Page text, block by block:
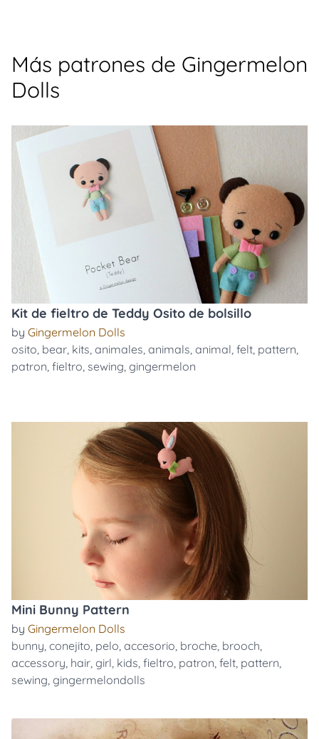
Más patrones de Gingermelon
Dolls
Kit de fieltro de Teddy Osito de bolsillo
by Gingermelon Dolls
osito, bear, kits, animales, animals, animal, felt, pattern,
patron, fieltro, sewing, gingermelon
Mini Bunny Pattern
by Gingermelon Dolls
bunny, conejito, pelo, accesorio, broche, brooch,
accessory, hair, girl, kids, fieltro, patron, felt, pattern,
sewing, gingermelondolls